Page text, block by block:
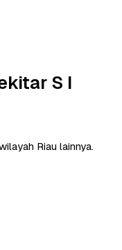
S I
Riau lainnya.